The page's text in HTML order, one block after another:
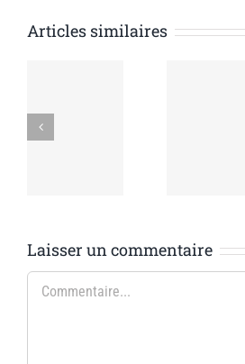
Articles similaires
Laisser un commentaire
Commentaire